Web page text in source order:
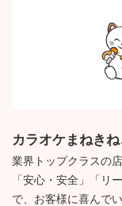
カラオケまねきね
業界トップクラスの
「安心・安全」「リ
で、お客様に喜んで